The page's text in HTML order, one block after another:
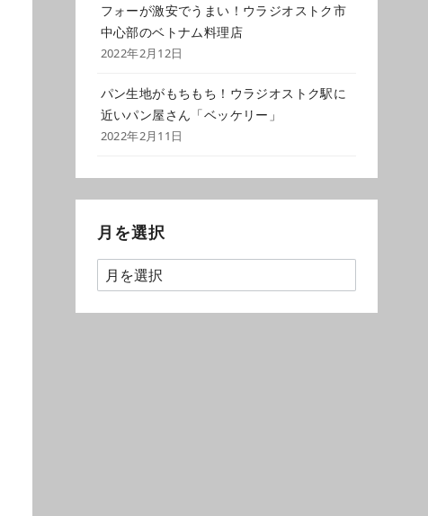
フォーが激安でうまい！ウラジオストク市
中心部のベトナム料理店
2022年2月12日
パン生地がもちもち！ウラジオストク駅に
近いパン屋さん「ベッケリー」
2022年2月11日
月を選択